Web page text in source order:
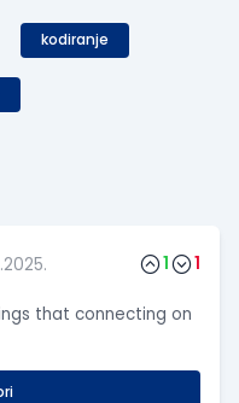
kodiranje
1 1
that connecting on